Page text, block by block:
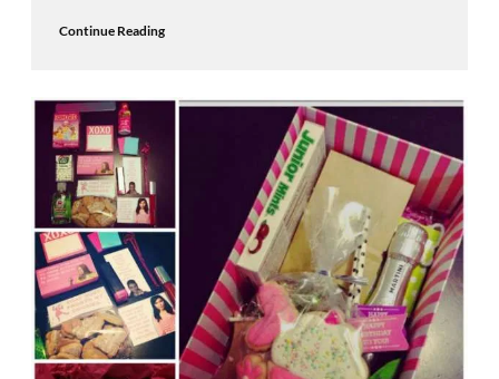
Continue Reading